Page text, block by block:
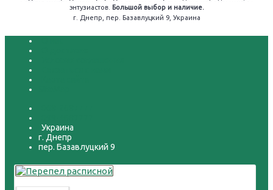
энтузиастов. Большой выбор и наличие.
г. Днепр, пер. Базавлуцкий 9, Украина
Украина
г. Днепр
пер. Базавлуцкий 9